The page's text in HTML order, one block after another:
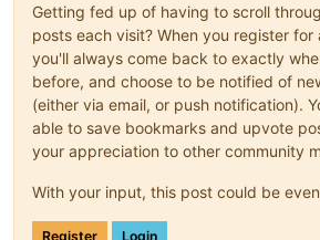
Getting fed up of having to scroll
posts each visit? When you register for
you'll always come back to exactly
before, and choose to be notified of
(either via email, or push notification).
able to save bookmarks and upvote
your appreciation to other community
With your input, this post could be
Register Login